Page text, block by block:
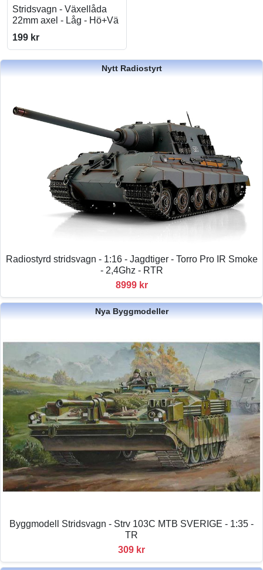
Stridsvagn - Växellåda
22mm axel - Låg - Hö+Vä
199 kr
Nytt Radiostyrt
Radiostyrd stridsvagn - 1:16 - Jagdtiger - Torro Pro IR Smoke
- 2,4Ghz - RTR
8999 kr
Nya Byggmodeller
Byggmodell Stridsvagn - Strv 103C MTB SVERIGE - 1:35 -
TR
309 kr